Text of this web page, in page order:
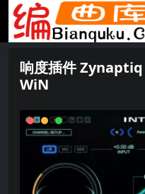
响度插件 Zynaptiq
WiN